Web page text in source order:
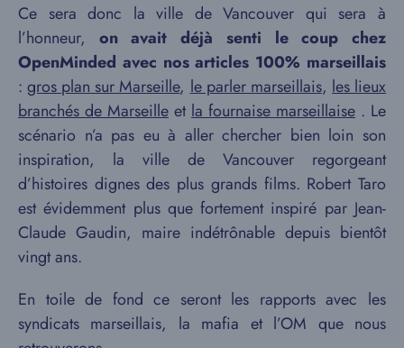
Ce sera donc la ville de Vancouver qui sera à
l’honneur, on avait déjà senti le coup chez
OpenMinded avec nos articles 100% marseillais
:gros plan sur Marseille, le parler marseillais, les lieux
branchés de Marseille et la fournaise marseillaise . Le
scénario n’a pas eu à aller chercher bien loin son
inspiration, la ville de Vancouver regorgeant
d’histoires dignes des plus grands films. Robert Taro
est évidemment plus que fortement inspiré par Jean-
Claude Gaudin, maire indétrônable depuis bientôt
vingt ans.
En toile de fond ce seront les rapports avec les
syndicats marseillais, la mafia et l’OM que nous